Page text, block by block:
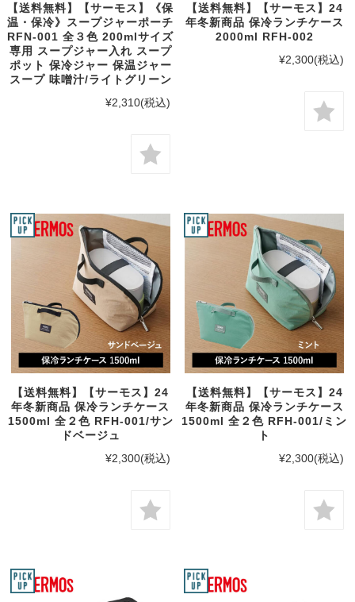
【送料無料】【サーモス】《保
温・保冷》スープジャーポーチ
RFN-001 全３色 200mlサイズ
専用 スープジャー入れ スープ
ポット 保冷ジャー 保温ジャー
スープ 味噌汁/ライトグリーン
¥2,310(税込)
【送料無料】【サーモス】24
年冬新商品 保冷ランチケース
2000ml RFH-002
¥2,300(税込)
【送料無料】【サーモス】24
年冬新商品 保冷ランチケース
1500ml 全２色 RFH-001/サン
ドベージュ
¥2,300(税込)
【送料無料】【サーモス】24
年冬新商品 保冷ランチケース
1500ml 全２色 RFH-001/ミン
ト
¥2,300(税込)